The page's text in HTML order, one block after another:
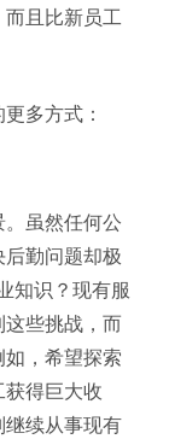
且比新员工
多方式：
虽然任何公
勤问题却极
知识？现有服
些挑战，而
，希望探索
得巨大收
续从事现有